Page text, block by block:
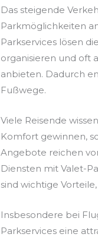
Das steigende
Parkmöglichkeiten
Parkservices lösen
organisieren und oft
anbieten. Dadurch
Fußwege.
Viele Reisende
Komfort gewinnen,
Angebote reichen
Diensten mit Valet-
sind wichtige
Insbesondere bei
Parkservices eine